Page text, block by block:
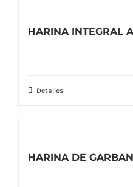
HARINA INTEGRAL
Detalles
HARINA DE